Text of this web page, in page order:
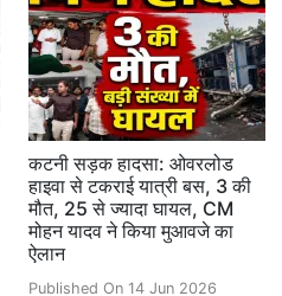
कटनी सड़क हादसा: ओवरलोड
हाइवा से टकराई यात्री बस, 3 की
मौत, 25 से ज्यादा घायल, CM
मोहन यादव ने किया मुआवजे का
ऐलान
Published On 14 Jun 2026